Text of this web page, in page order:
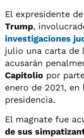
El expresidente de
Trump,
investigaciones
julio una carta de
acusarán
Capitolio por
enero de 2021,
presidencia.
El magnate fue
de sus